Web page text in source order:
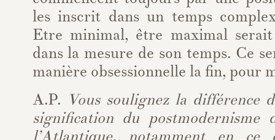
les inscrit dans un temps
Etre minimal, être maximal
dans la mesure de son temps. Ce
manière obsessionnelle la fin, pour
A.P. Vous soulignez la différence
signification du postmodernisme